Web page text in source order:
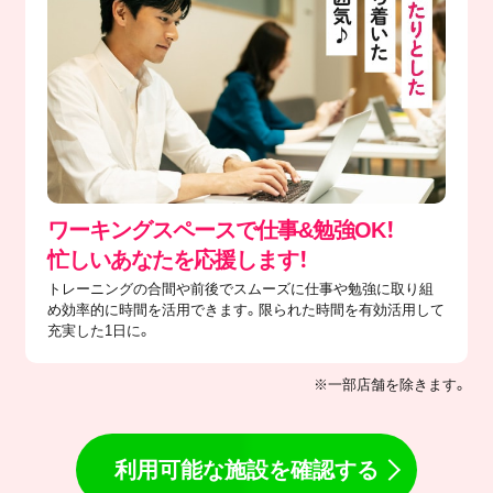
ワーキングスペースで仕事&勉強OK！
忙しいあなたを応援します！
トレーニングの合間や前後でスムーズに仕事や勉強に取り組
め効率的に時間を活用できます。限られた時間を有効活用して
充実した1日に。
※一部店舗を除きます。
利用可能な施設を確認する